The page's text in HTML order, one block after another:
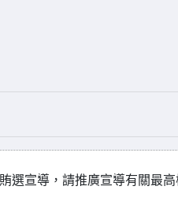
選宣導，請推廣宣導有關最